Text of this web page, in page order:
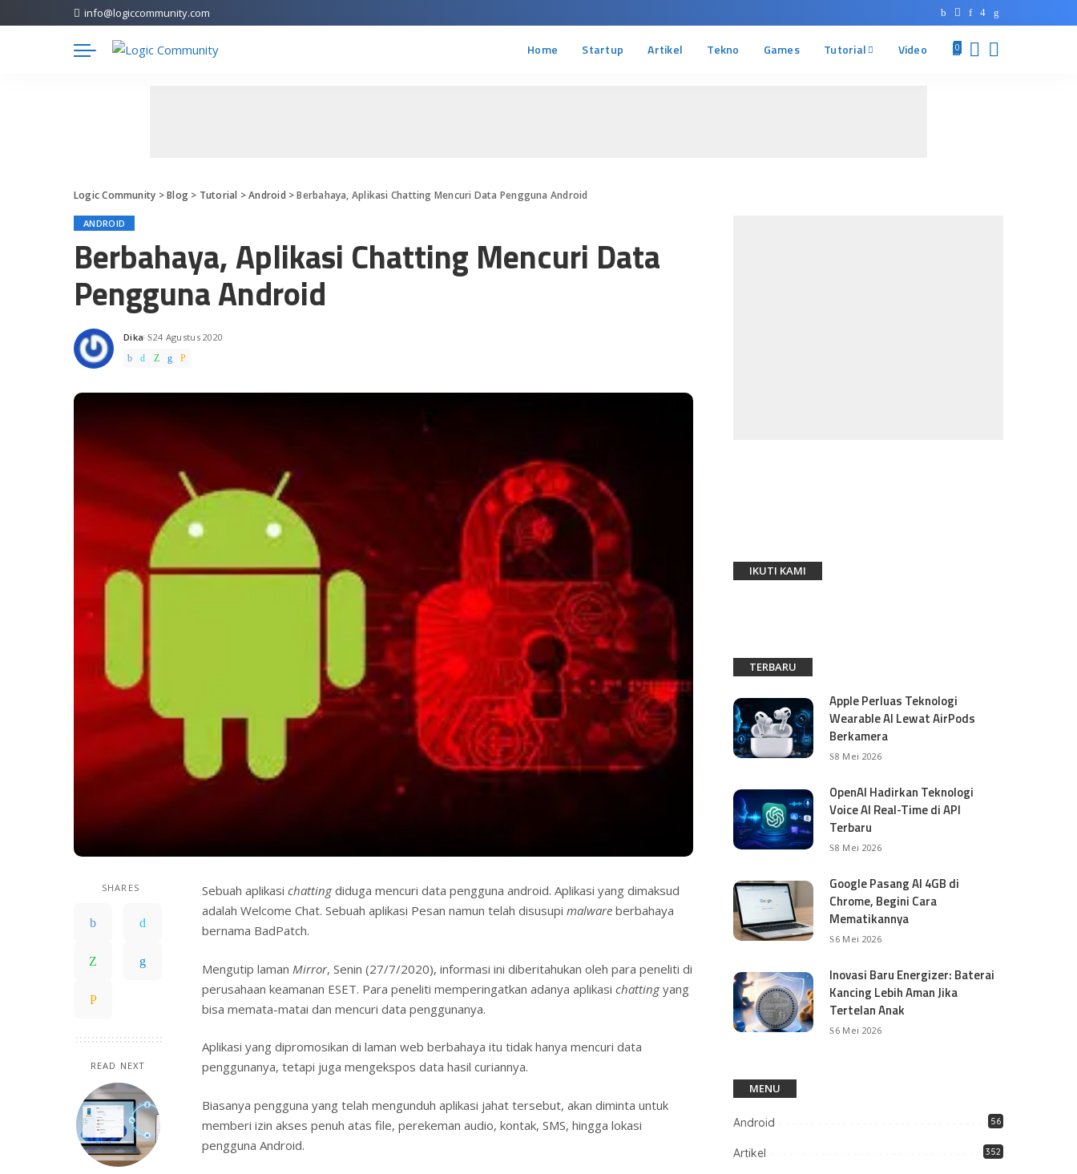
info@logiccommunity.com
Home Startup Artikel Tekno Games Tutorial Video 0
Logic Community >Blog> Tutorial >Android >Berbahaya, Aplikasi Chatting Mencuri Data Pengguna Android
ANDROID
Berbahaya, Aplikasi Chatting Mencuri Data
Pengguna Android
Posted
by
Dika 24 Agustus 2020
SHARES
READ NEXT
Sebuah aplikasi chattingdiduga mencuri data pengguna android. Aplikasi yang dimaksud
adalah Welcome Chat. Sebuah aplikasi Pesan namun telah disusupi malware berbahaya
bernama BadPatch.
Mengutip laman Mirror, Senin (27/7/2020), informasi ini diberitahukan oleh para peneliti di
perusahaan keamanan ESET. Para peneliti memperingatkan adanya aplikasi chattingyang
bisa memata-matai dan mencuri data penggunanya.
Aplikasi yang dipromosikan di laman web berbahaya itu tidak hanya mencuri data
penggunanya, tetapi juga mengekspos data hasil curiannya.
Biasanya pengguna yang telah mengunduh aplikasi jahat tersebut, akan diminta untuk
memberi izin akses penuh atas file, perekeman audio, kontak, SMS, hingga lokasi
pengguna Android.
IKUTI KAMI
TERBARU
Apple Perluas Teknologi
Wearable AI Lewat AirPods
Berkamera
8 Mei 2026
OpenAI Hadirkan Teknologi
Voice AI Real-Time di API
Terbaru
8 Mei 2026
Google Pasang AI 4GB di
Chrome, Begini Cara
Mematikannya
6 Mei 2026
Inovasi Baru Energizer: Baterai
Kancing Lebih Aman Jika
Tertelan Anak
6 Mei 2026
MENU
Android 56
Artikel 352